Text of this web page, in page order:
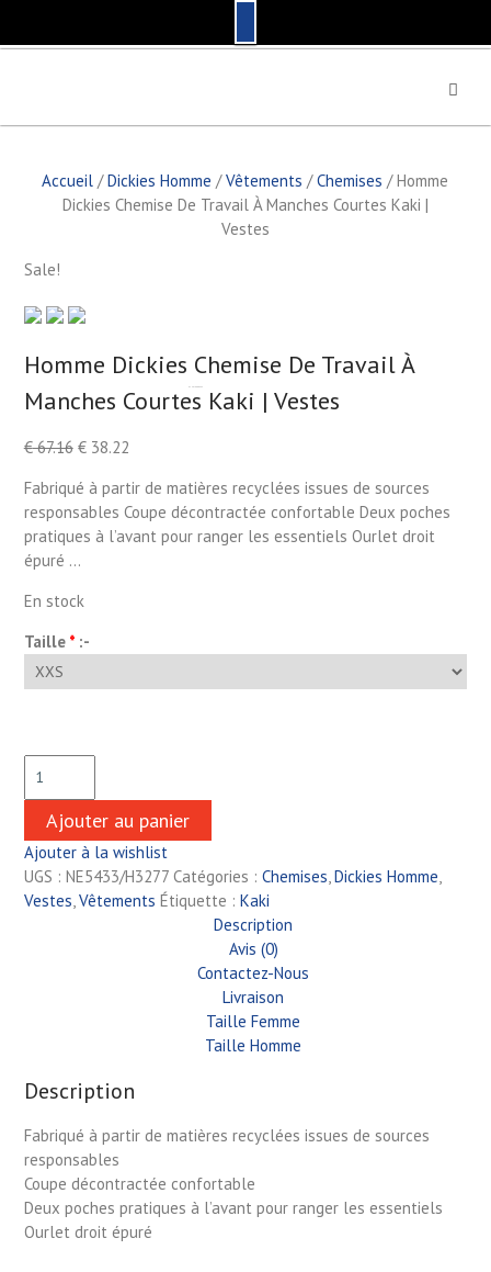
p
Accueil /Dickies Homme /Vêtements /Chemises / Homme
Dickies Chemise De Travail À Manches Courtes Kaki |
Vestes
Sale!
Homme Dickies Chemise De Travail À
Manches Courtes Kaki | Vestes
€67.16 €38.22
Fabriqué à partir de matières recyclées issues de sources
responsables Coupe décontractée confortable Deux poches
pratiques à l’avant pour ranger les essentiels Ourlet droit
épuré …
En stock
Taille *:-
Ajouter au panier
Ajouter à la wishlist
UGS : NE5433/H3277 Catégories : Chemises,Dickies Homme,
Vestes,Vêtements Étiquette : Kaki
Description
Avis (0)
Contactez-Nous
Livraison
Taille Femme
Taille Homme
Description
Fabriqué à partir de matières recyclées issues de sources
responsables
Coupe décontractée confortable
Deux poches pratiques à l’avant pour ranger les essentiels
Ourlet droit épuré